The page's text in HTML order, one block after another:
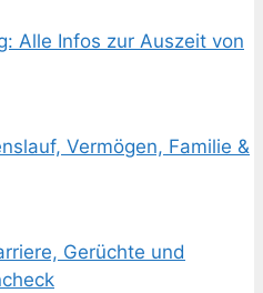
Alle Infos zur Auszeit von
Vermögen, Familie &
Gerüchte und